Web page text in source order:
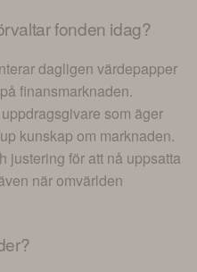
fonden idag?
dagligen värdepapper
finansmarknaden.
som äger
kunskap om marknaden.
justering för att nå uppsatta
när omvärlden
?